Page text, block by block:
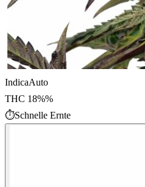
IndicaAuto
THC 18%%
⏱Schnelle Ernte